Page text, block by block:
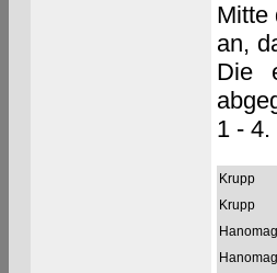
Mitte
an,
Die
1 -
Krupp
Krupp
Hanomag
Hanomag